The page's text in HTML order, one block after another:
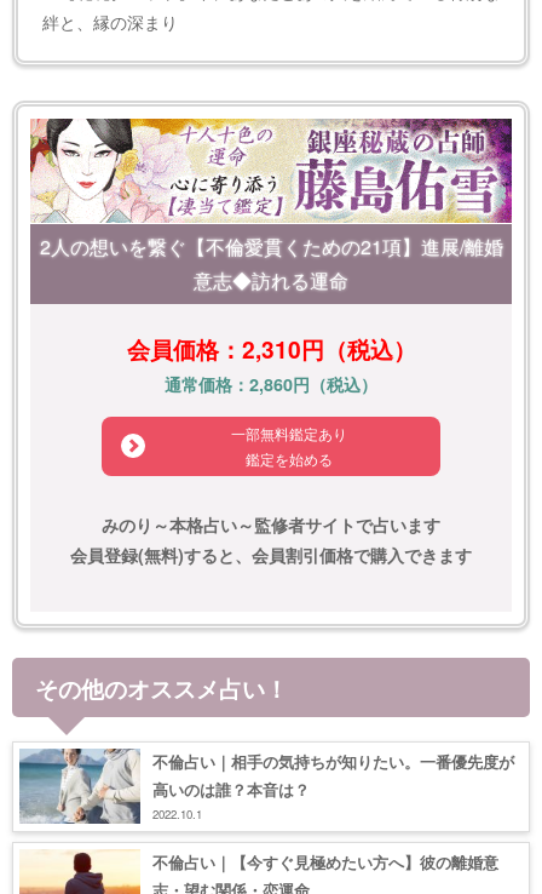
絆と、縁の深まり
2人の想いを繋ぐ【不倫愛貫くための21項】進展/離婚
意志◆訪れる運命
会員価格：2,310円（税込）
通常価格：2,860円（税込）
一部無料鑑定あり
鑑定を始める
みのり～本格占い～監修者サイトで占います
会員登録(無料)すると、会員割引価格で購入できます
その他のオススメ占い！
不倫占い｜相手の気持ちが知りたい。一番優先度が
高いのは誰？本音は？
2022.10.1
不倫占い｜【今すぐ見極めたい方へ】彼の離婚意